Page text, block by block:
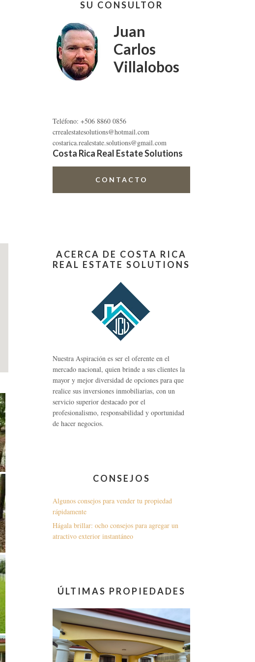
lateral
primaria
SU CONSULTOR
Juan
Carlos
Villalobos
Teléfono: +506 8860 0856
crrealestatesolutions@hotmail.com
costarica.realestate.solutions@gmail.com
Costa Rica Real Estate Solutions
CONTACTO
ACERCA DE COSTA RICA
REAL ESTATE SOLUTIONS
Nuestra Aspiración es ser el oferente en el
mercado nacional, quien brinde a sus clientes la
mayor y mejor diversidad de opciones para que
realice sus inversiones inmobiliarias, con un
servicio superior destacado por el
profesionalismo, responsabilidad y oportunidad
de hacer negocios.
CONSEJOS
Algunos consejos para vender tu propiedad
rápidamente
Hágala brillar: ocho consejos para agregar un
atractivo exterior instantáneo
ÚLTIMAS PROPIEDADES